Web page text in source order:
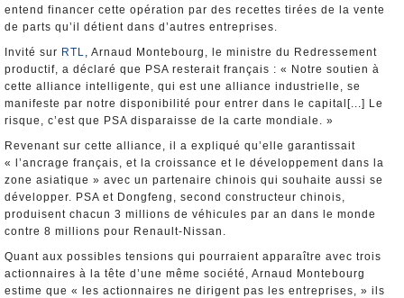
entend financer cette opération par des recettes tirées de la vente
de parts qu’il détient dans d’autres entreprises.
Invité sur RTL, Arnaud Montebourg, le ministre du Redressement
productif, a déclaré que PSA resterait français : « Notre soutien à
cette alliance intelligente, qui est une alliance industrielle, se
manifeste par notre disponibilité pour entrer dans le capital[...] Le
risque, c’est que PSA disparaisse de la carte mondiale. »
Revenant sur cette alliance, il a expliqué qu’elle garantissait
« l’ancrage français, et la croissance et le développement dans la
zone asiatique » avec un partenaire chinois qui souhaite aussi se
développer. PSA et Dongfeng, second constructeur chinois,
produisent chacun 3 millions de véhicules par an dans le monde
contre 8 millions pour Renault-Nissan.
Quant aux possibles tensions qui pourraient apparaître avec trois
actionnaires à la tête d’une même société, Arnaud Montebourg
estime que « les actionnaires ne dirigent pas les entreprises, » ils